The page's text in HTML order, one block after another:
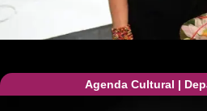
Agenda Cultural |